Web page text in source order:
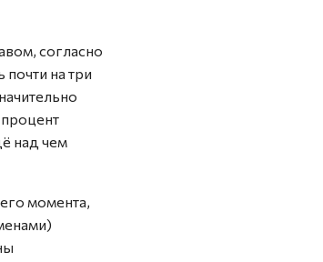
согласно
на три
над чем
момента,